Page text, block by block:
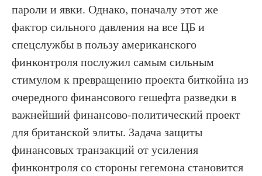
пароли и явки. Однако, поначалу этот же
фактор сильного давления на все ЦБ и
спецслужбы в пользу американского
финконтроля послужил самым сильным
стимулом к превращению проекта биткойна из
очередного финансового гешефта разведки в
важнейший финансово-политический проект
для британской элиты. Задача защиты
финансовых транзакций от усиления
финконтроля со стороны гегемона становится